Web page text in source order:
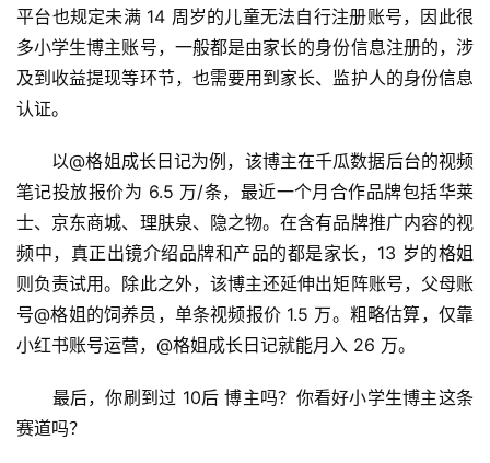
平台也规定未满 14 周岁的儿童无法自行注册账号，因此很
多小学生博主账号，一般都是由家长的身份信息注册的，涉
及到收益提现等环节，也需要用到家长、监护人的身份信息
认证。
以@格姐成长日记为例，该博主在千瓜数据后台的视频
笔记投放报价为 6.5 万/条，最近一个月合作品牌包括华莱
士、京东商城、理肤泉、隐之物。在含有品牌推广内容的视
频中，真正出镜介绍品牌和产品的都是家长，13 岁的格姐
则负责试用。除此之外，该博主还延伸出矩阵账号，父母账
号@格姐的饲养员，单条视频报价 1.5 万。粗略估算，仅靠
小红书账号运营，@格姐成长日记就能月入 26 万。
最后，你刷到过 10后 博主吗？你看好小学生博主这条
赛道吗？